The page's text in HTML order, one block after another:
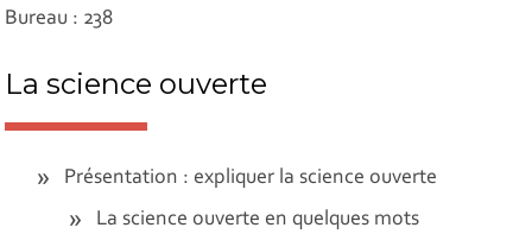
Bureau : 238
La science ouverte
Présentation : expliquer la science ouverte
La science ouverte en quelques mots